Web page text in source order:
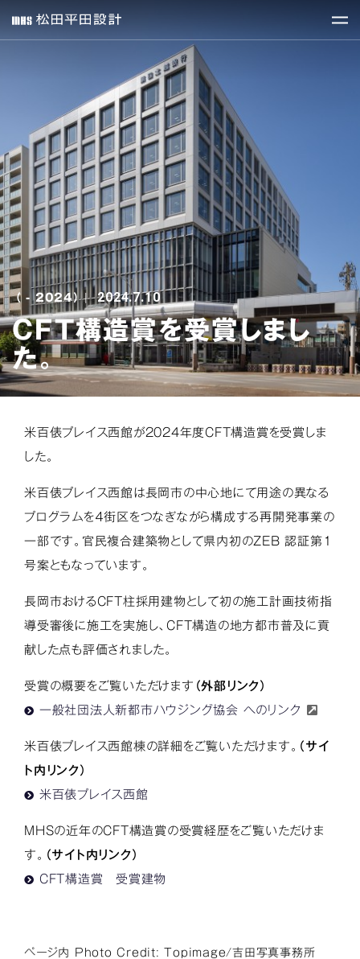
（ - 2024）| 2024.7.10
CFT構造賞を受賞しまし
た。
米百俵プレイス西館が2024年度CFT構造賞を受賞しま
した。
米百俵プレイス西館は長岡市の中心地にて用途の異なる
プログラムを４街区をつなぎながら構成する再開発事業の
一部です。官民複合建築物として県内初のZEB 認証第１
号案ともなっています。
長岡市おけるCFT柱採用建物として初の施工計画技術指
導受審後に施工を実施し、CFT構造の地方都市普及に貢
献した点も評価されました。
受賞の概要をご覧いただけます （外部リンク）
一般社団法人新都市ハウジング協会 へのリンク
米百俵プレイス西館棟の詳細をご覧いただけます。 （サイ
ト内リンク）
米百俵プレイス西館
MHSの近年のCFT構造賞の受賞経歴をご覧いただけま
す。 （サイト内リンク）
CFT構造賞 受賞建物
ページ内 Photo Credit: Topimage/吉田写真事務所